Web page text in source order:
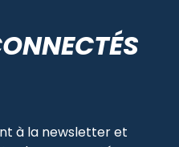
à la newsletter et